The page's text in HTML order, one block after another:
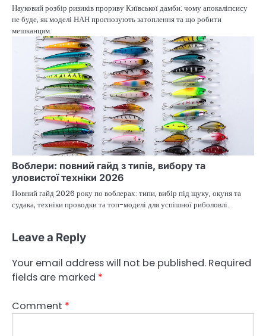
Науковий розбір ризиків прориву Київської дамби: чому апокаліпсису
не буде, як моделі НАН прогнозують затоплення та що робити
мешканцям.
Воблери: повний гайд з типів, вибору та
уловистої техніки 2026
Повний гайд 2026 року по воблерах: типи, вибір під щуку, окуня та
судака, техніки проводки та топ-моделі для успішної риболовлі.
Leave a Reply
Your email address will not be published. Required
fields are marked *
Comment *